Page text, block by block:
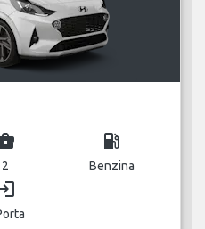
2
local_gas_station
Benzina